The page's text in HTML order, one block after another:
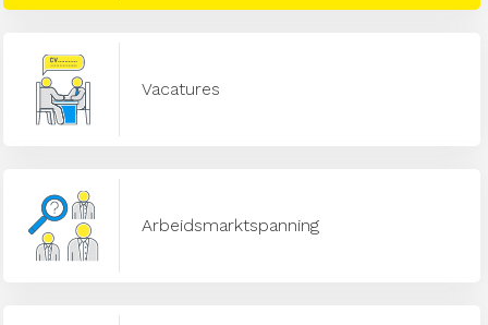
Vacatures
Arbeidsmarktspanning